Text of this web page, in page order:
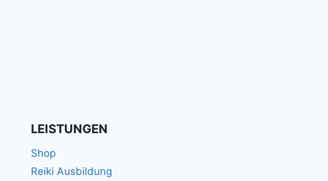
LEISTUNGEN
Shop
Reiki Ausbildung